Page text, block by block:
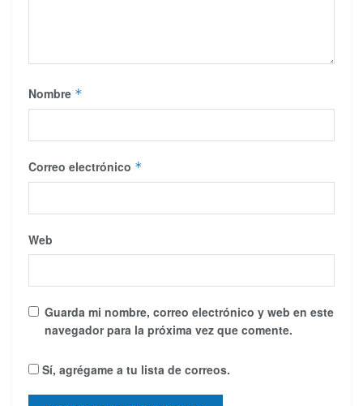
Nombre *
Correo electrónico *
Web
Guarda mi nombre, correo electrónico y web en este
navegador para la próxima vez que comente.
Sí, agrégame a tu lista de correos.